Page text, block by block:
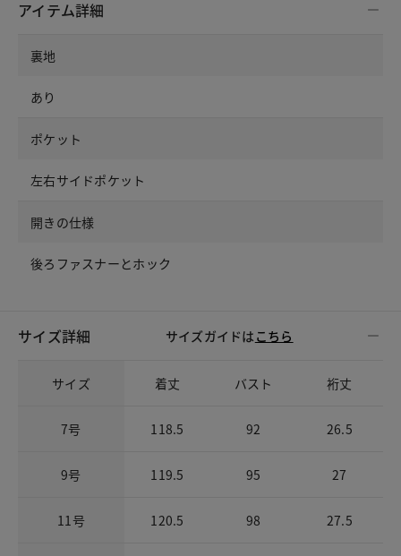
アイテム詳細
裏地
あり
ポケット
左右サイドポケット
開きの仕様
後ろファスナーとホック
サイズ詳細 サイズガイドは こちら
サイズ 着丈 バスト 裄丈
7号 118.5 92 26.5
9号 119.5 95 27
11号 120.5 98 27.5